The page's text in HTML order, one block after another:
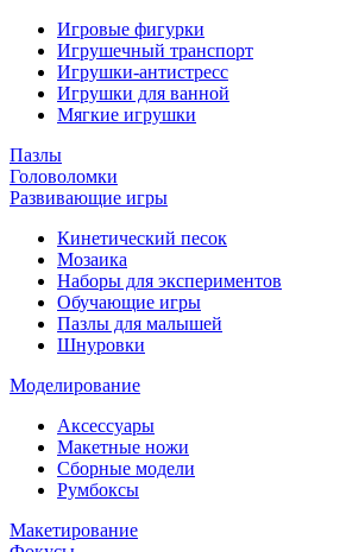
Игровые фигурки
Игрушечный транспорт
Игрушки-антистресс
Игрушки для ванной
Мягкие игрушки
Пазлы
Головоломки
Развивающие игры
Кинетический песок
Мозаика
Наборы для экспериментов
Обучающие игры
Пазлы для малышей
Шнуровки
Моделирование
Аксессуары
Макетные ножи
Сборные модели
Румбоксы
Макетирование